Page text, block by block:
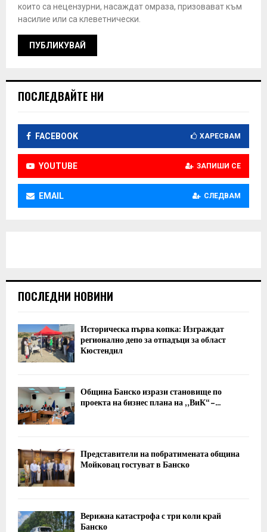
които са нецензурни, насаждат омраза, призовават към
насилие или са клеветнически.
ПОСЛЕДВАЙТЕ НИ
FACEBOOK ХАРЕСВАМ
YOUTUBE ЗАПИШИ СЕ
EMAIL СЛЕДВАМ
ПОСЛЕДНИ НОВИНИ
Историческа първа копка: Изграждат
регионално депо за отпадъци за област
Кюстендил
Община Банско изрази становище по
проекта на бизнес плана на „ВиК“ –...
Представители на побратимената община
Мойковац гостуват в Банско
Верижна катастрофа с три коли край
Банско